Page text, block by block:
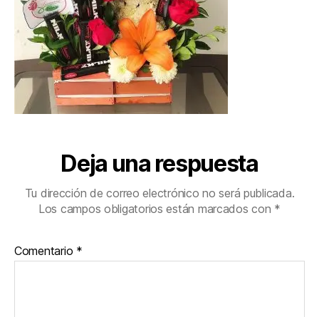
Deja una respuesta
Tu dirección de correo electrónico no será publicada.
Los campos obligatorios están marcados con *
Comentario *